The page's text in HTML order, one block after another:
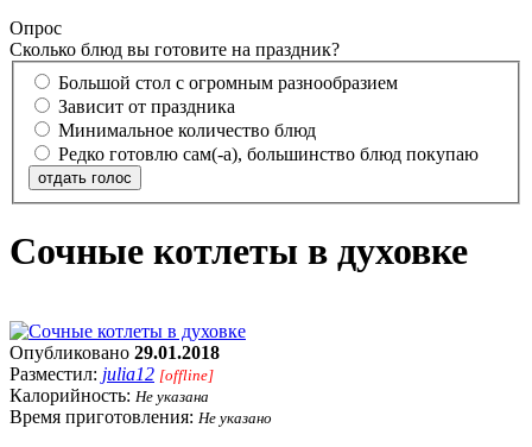
Опрос
Сколько блюд вы готовите на праздник?
Большой стол с огромным разнообразием
Зависит от праздника
Минимальное количество блюд
Редко готовлю сам(-а), большинство блюд покупаю
отдать голос
Сочные котлеты в духовке
Опубликовано 29.01.2018
Разместил: julia12 [offline]
Калорийность: Не указана
Время приготовления: Не указано